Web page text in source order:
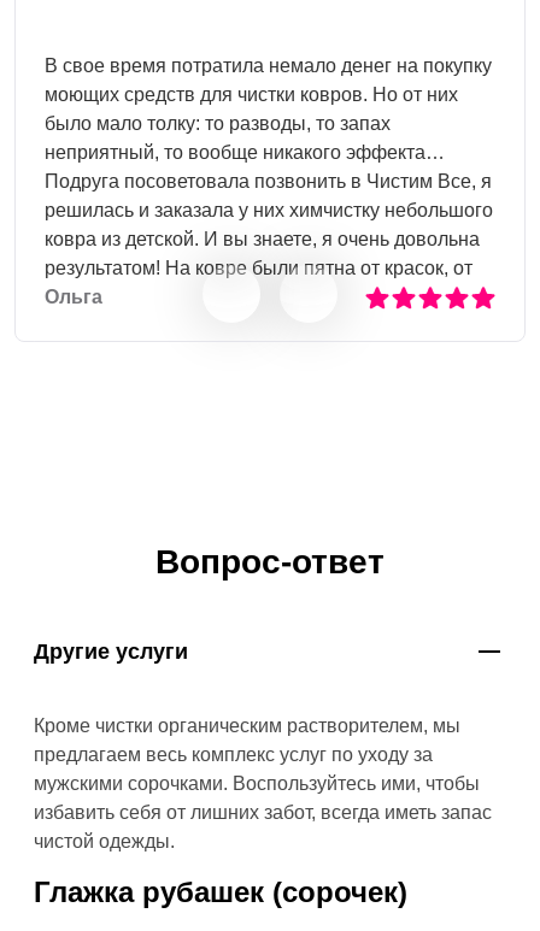
В свое время потратила немало денег на покупку
моющих средств для чистки ковров. Но от них
было мало толку: то разводы, то запах
неприятный, то вообще никакого эффекта…
Подруга посоветовала позвонить в Чистим Все, я
решилась и заказала у них химчистку небольшого
ковра из детской. И вы знаете, я очень довольна
результатом! На ковре были пятна от красок, от
пролитого сока, следы от фломастеров – все
Ольга
Вопрос-ответ
Другие услуги
Кроме чистки органическим растворителем, мы
предлагаем весь комплекс услуг по уходу за
мужскими сорочками. Воспользуйтесь ими, чтобы
избавить себя от лишних забот, всегда иметь запас
чистой одежды.
Глажка рубашек (сорочек)